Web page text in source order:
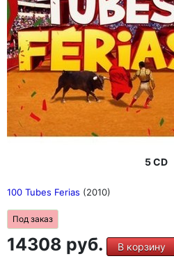
5 CD
100 Tubes Ferias (2010)
Под заказ
14308 руб. В корзину